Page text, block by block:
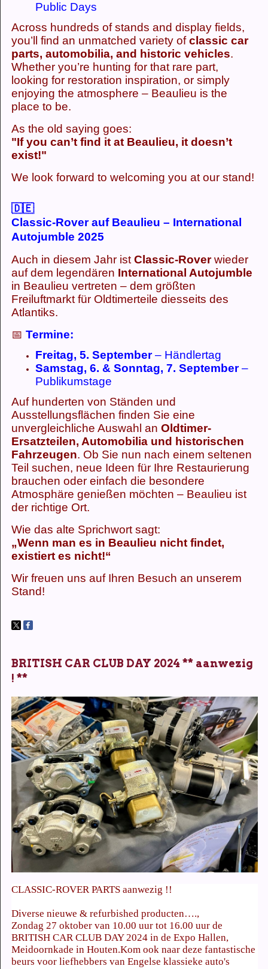
Public Days
Across hundreds of stands and display fields,
you’ll find an unmatched variety ofclassic car
parts, automobilia, and historic vehicles.
Whether you’re hunting for that rare part,
looking for restoration inspiration, or simply
enjoying the atmosphere – Beaulieu is the
place to be.
As the old saying goes:
"If you can’t find it at Beaulieu, it doesn’t
exist!"
We look forward to welcoming you at our stand!
🇩🇪
Classic-Rover auf Beaulieu – International
Autojumble 2025
Auch in diesem Jahr ist Classic-Roverwieder
auf dem legendären International Autojumble
in Beaulieu vertreten – dem größten
Freiluftmarkt für Oldtimerteile diesseits des
Atlantiks.
📅 Termine:
Freitag, 5. September– Händlertag
Samstag, 6. & Sonntag, 7. September–
Publikumstage
Auf hunderten von Ständen und
Ausstellungsflächen finden Sie eine
unvergleichliche Auswahl an Oldtimer-
Ersatzteilen, Automobilia und historischen
Fahrzeugen. Ob Sie nun nach einem seltenen
Teil suchen, neue Ideen für Ihre Restaurierung
brauchen oder einfach die besondere
Atmosphäre genießen möchten – Beaulieu ist
der richtige Ort.
Wie das alte Sprichwort sagt:
„Wenn man es in Beaulieu nicht findet,
existiert es nicht!“
Wir freuen uns auf Ihren Besuch an unserem
Stand!
BRITISH CAR CLUB DAY 2024 ** aanwezig
! **
CLASSIC-ROVER PARTS aanwezig !!
Diverse nieuwe & refurbished producten….,
Zondag 27 oktober van 10.00 uur tot 16.00 uur de
BRITISH CAR CLUB DAY 2024 in de Expo Hallen,
Meidoornkade in Houten.Kom ook naar deze fantastische
beurs voor liefhebbers van Engelse klassieke auto's